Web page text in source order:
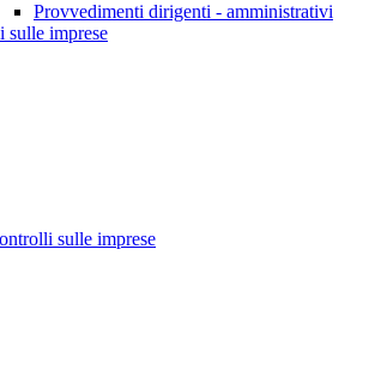
Provvedimenti dirigenti - amministrativi
sulle imprese
sulle imprese